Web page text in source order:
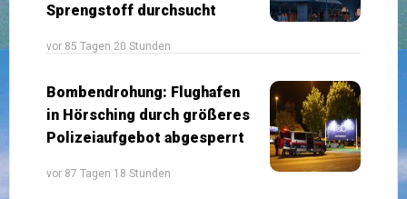
Sprengstoff durchsucht
vor 85 Tagen 20 Stunden
Bombendrohung: Flughafen
in Hörsching durch größeres
Polizeiaufgebot abgesperrt
vor 87 Tagen 18 Stunden